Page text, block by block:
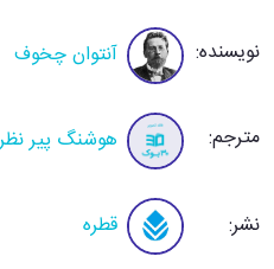
نویسنده: آنتوان چخوف
مترجم: هوشنگ پیر نظر
نشر: قطره